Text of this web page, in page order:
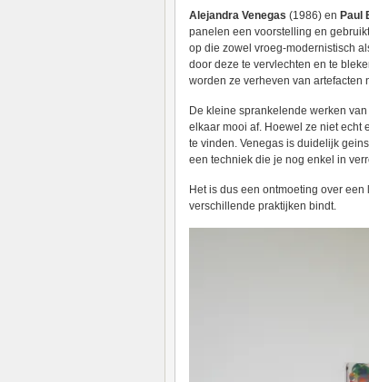
Alejandra Venegas (1986) en Paul
panelen een voorstelling en
op die zowel vroeg-modernistisch
door deze te vervlechten en te
worden ze verheven van artefacten
De kleine sprankelende werken
elkaar mooi af. Hoewel ze niet echt
te vinden. Venegas is duidelijk
een techniek die je nog enkel in
Het is dus een ontmoeting over
verschillende praktijken bindt.